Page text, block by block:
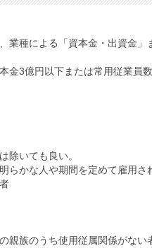
業種による「資本金・出資金
金3億円以下または常用従業員
除いても良い。
らかな人や期間を定めて雇用さ
親族のうち使用従属関係がない